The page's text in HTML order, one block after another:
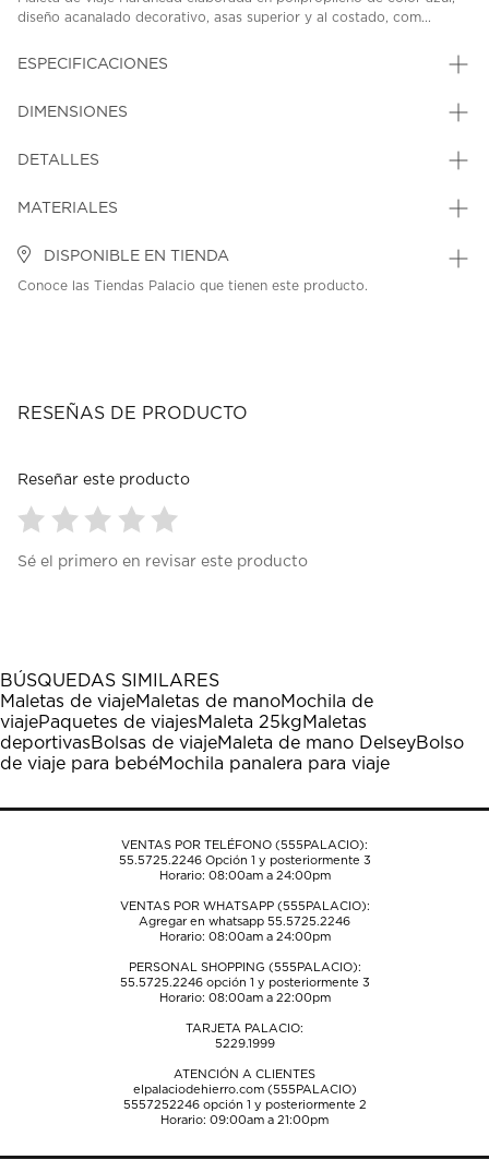
diseño acanalado decorativo, asas superior y al costado, com...
ESPECIFICACIONES
DIMENSIONES
DETALLES
MATERIALES
DISPONIBLE EN TIENDA
Conoce las Tiendas Palacio que tienen este producto.
RESEÑAS DE PRODUCTO
Reseñar este producto
para
1
estrella
Esta
acción
abrirá
el
de
para
estrellas.
Esta
acción
abrirá
el
de
para
estrellas.
Esta
acción
abrirá
el
de
para
estrellas.
Esta
acción
abrirá
el
de
para
estrellas.
Esta
acción
abrirá
el
de
Sé el primero en revisar este producto
BÚSQUEDAS SIMILARES
Maletas de viajeMaletas de manoMochila de
viajePaquetes de viajesMaleta 25kgMaletas
deportivasBolsas de viajeMaleta de mano DelseyBolso
de viaje para bebéMochila panalera para viaje
VENTAS POR TELÉFONO (555PALACIO):
55.5725.2246Opción 1 y posteriormente 3
Horario: 08:00am a 24:00pm
VENTAS POR WHATSAPP (555PALACIO):
Agregar en whatsapp 55.5725.2246
Horario: 08:00am a 24:00pm
PERSONAL SHOPPING (555PALACIO):
55.5725.2246opción 1 y posteriormente 3
Horario: 08:00am a 22:00pm
TARJETA PALACIO:
5229.1999
ATENCIÓN A CLIENTES
elpalaciodehierro.com (555PALACIO)
5557252246opción 1 y posteriormente 2
Horario: 09:00am a 21:00pm